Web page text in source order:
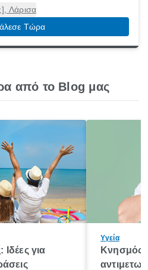
Λάρισα
Τώρα
από το Blog μας
για
Υγεία
Κνησμός: